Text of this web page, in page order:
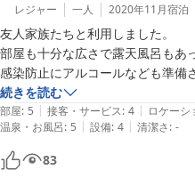
レジャー 一人 2020年11月宿泊
友人家族たちと利用しました。
部屋も十分な広さで露天風呂もあ
感染防止にアルコールなども準備
また利用したいと思います。
ありがとうございました！
続きを読む
部屋: 5 | 接客・サービス: 4 | ロケーシ
温泉・お風呂: 5 | 設備: 4 | 清潔さ: -
83